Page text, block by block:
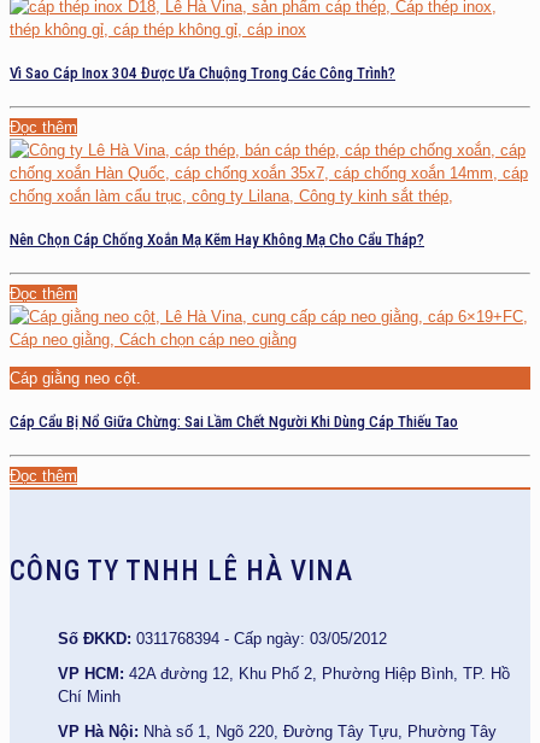
Vì Sao Cáp Inox 304 Được Ưa Chuộng Trong Các Công Trình?
Đọc thêm
Nên Chọn Cáp Chống Xoắn Mạ Kẽm Hay Không Mạ Cho Cẩu Tháp?
Đọc thêm
Cáp giằng neo cột.
Cáp Cẩu Bị Nổ Giữa Chừng: Sai Lầm Chết Người Khi Dùng Cáp Thiếu Tao
Đọc thêm
CÔNG TY TNHH LÊ HÀ VINA
Số ĐKKD: 0311768394 - Cấp ngày: 03/05/2012
VP HCM: 42A đường 12, Khu Phố 2, Phường Hiệp Bình, TP. Hồ
Chí Minh
VP Hà Nội: Nhà số 1, Ngõ 220, Đường Tây Tựu, Phường Tây